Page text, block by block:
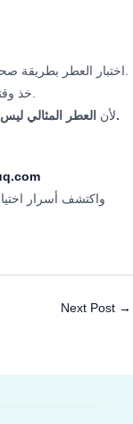
اختبار العطر بطريقة
لأنالعطر المثالي ليس الأغلى سعرًا، بل هو الذي يترك أثرًا جميلًا أينما ذهبت.
واكتشف أسرار
Next Post →